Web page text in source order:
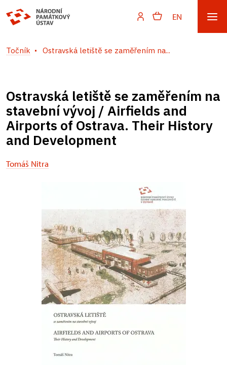
EN
Točník Ostravská letiště se zaměřením na...
Ostravská letiště se zaměřením na
stavební vývoj / Airfields and
Airports of Ostrava. Their History
and Development
Tomáš Nitra